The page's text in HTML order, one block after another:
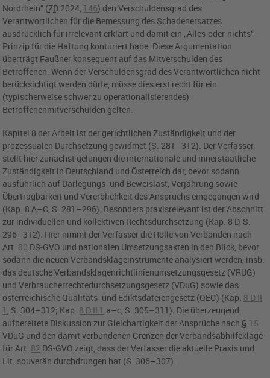
Nordrhein“ (ZD 2024, 146) den Verschuldensgrad des
Verantwortlichen für die Bemessung des Schadenersatzes
ausdrücklich für irrelevant erklärt und damit ein „Alles-oder-nichts“-
Prinzip für die Haftung konturiert habe. Diese Argumentation
überträgt Faußner konsequent auf das Mitverschulden des
Betroffenen: Wenn der Verschuldensgrad des Verantwortlichen nicht
berücksichtigt werden dürfe, müsse dies erst recht für ein
(typischerweise schwer zu operationalisierendes)
Betroffenenmitverschulden gelten.
Kapitel 8 der Arbeit ist der gerichtlichen Zuständigkeit und der
prozessualen Durchsetzung gewidmet (S. 281–312). Der Verfasser
stellt hier zunächst gelungen die internationale und innerstaatliche
Zuständigkeit in Deutschland und Österreich dar, bevor sodann
ausführlich auf Darlegungs- und Beweislast, Verjährung sowie
Übertragbarkeit und Vererblichkeit des Anspruchs eingegangen wird
(Kap. 8 A–C, S. 281–296). Besonders praxisrelevant ist der Abschnitt
zur individuellen und kollektiven Rechtsdurchsetzung (Kap. 8 D, S.
296–312). Hier nimmt der Verfasser die Rolle von Verbänden nach
Art. 80 DS-GVO und nationalen Umsetzungsakten in den Blick, bevor
sodann die neuen Verbandsklageinstrumente analysiert werden, insb.
das deutsche Verbandsklagenrichtlinienumsetzungsgesetz (VRUG)
und Verbraucherrechtedurchsetzungsgesetz (VDuG) sowie das
österreichische Qualitäts- und Ediktsdateiengesetz (QEG) (Kap. 8 D II
1 , S. 304–312; Kap. 8 D II 1 a–c, S. 305–311). Die überzeugend
aufbereitete Diskussion zur Gleichartigkeit der Ansprüche nach § 15
VDuG und den damit verbundenen Grenzen der Verbandsabhilfeklage
fürArt. 82 DS-GVO zeigt, dass der Verfasser die aktuelle Praxis und
Lit. souverän durchdrungen hat (S. 306–307).